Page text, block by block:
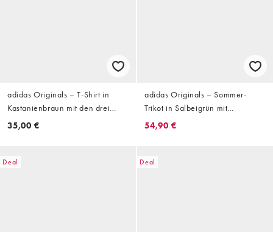
adidas Originals – T-Shirt in
Kastanienbraun mit den drei
Streifen
35,00 €
adidas Originals – Sommer-
Trikot in Salbeigrün mit
Schriftzug-Logo
54,90 €
Deal Deal